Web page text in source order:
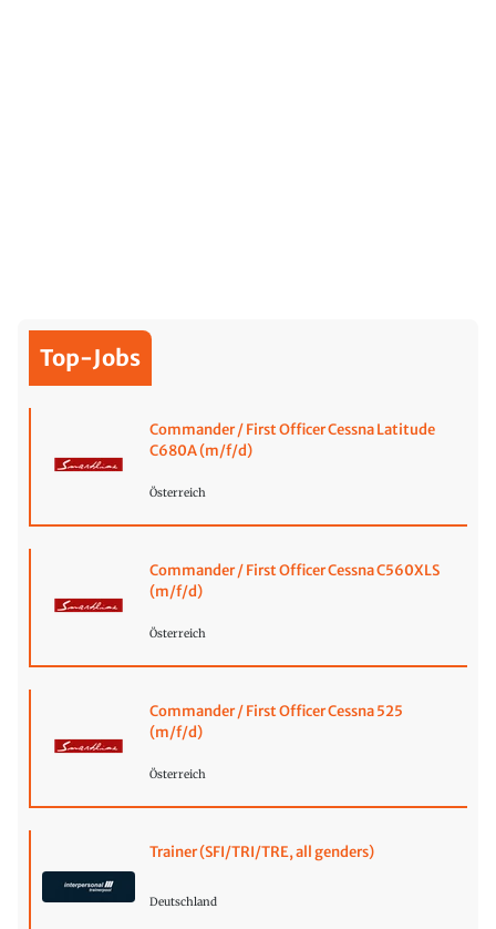
Top-Jobs
Commander / First Officer Cessna Latitude
C680A (m/f/d)
Österreich
Commander / First Officer Cessna C560XLS
(m/f/d)
Österreich
Commander / First Officer Cessna 525
(m/f/d)
Österreich
Trainer (SFI/TRI/TRE, all genders)
Deutschland